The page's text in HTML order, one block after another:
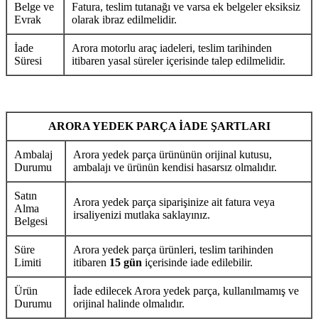
Belge ve
Evrak
Fatura, teslim tutanağı ve varsa ek belgeler eksiksiz
olarak ibraz edilmelidir.
İade
Süresi
Arora motorlu araç iadeleri, teslim tarihinden
itibaren yasal süreler içerisinde talep edilmelidir.
ARORA YEDEK PARÇA İADE ŞARTLARI
Ambalaj
Durumu
Arora yedek parça ürününün orijinal kutusu,
ambalajı ve ürünün kendisi hasarsız olmalıdır.
Satın
Alma
Belgesi
Arora yedek parça siparişinize ait fatura veya
irsaliyenizi mutlaka saklayınız.
Süre
Limiti
Arora yedek parça ürünleri, teslim tarihinden
itibaren 15 gün içerisinde iade edilebilir.
Ürün
Durumu
İade edilecek Arora yedek parça, kullanılmamış ve
orijinal halinde olmalıdır.